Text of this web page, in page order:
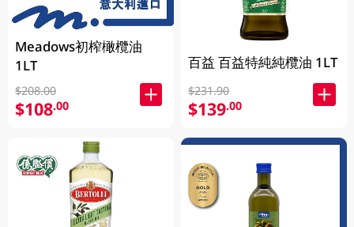
Meadows初榨橄欖油
1LT
$208.00
$108.00
百益 百益特純純欖油 1LT
$231.90
$139.00